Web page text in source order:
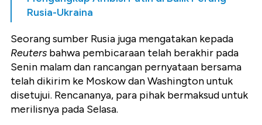
Rusia-Ukraina
Seorang sumber Rusia juga mengatakan kepada
Reuters bahwa pembicaraan telah berakhir pada
Senin malam dan rancangan pernyataan bersama
telah dikirim ke Moskow dan Washington untuk
disetujui. Rencananya, para pihak bermaksud untuk
merilisnya pada Selasa.